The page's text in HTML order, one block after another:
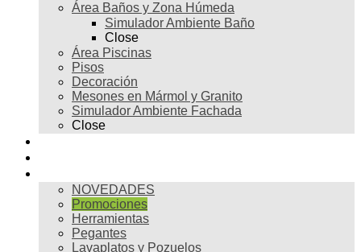
Área Baños y Zona Húmeda
Simulador Ambiente Baño
Close
Área Piscinas
Pisos
Decoración
Mesones en Mármol y Granito
Simulador Ambiente Fachada
Close
NOVEDADES
Promociones
Herramientas
Pegantes
Lavaplatos y Pozuelos